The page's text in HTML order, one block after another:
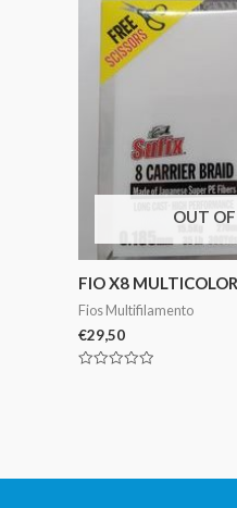
OUT
FIO X8
Fios Multifilamento
€29,50